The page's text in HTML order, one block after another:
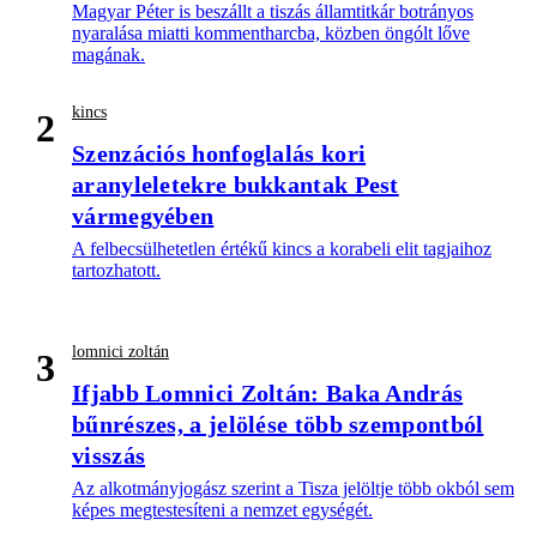
Magyar Péter is beszállt a tiszás államtitkár botrányos
nyaralása miatti kommentharcba, közben öngólt lőve
magának.
2 kincs
Szenzációs honfoglalás kori
aranyleletekre bukkantak Pest
vármegyében
A felbecsülhetetlen értékű kincs a korabeli elit tagjaihoz
tartozhatott.
3 lomnici zoltán
Ifjabb Lomnici Zoltán: Baka András
bűnrészes, a jelölése több szempontból
visszás
Az alkotmányjogász szerint a Tisza jelöltje több okból sem
képes megtestesíteni a nemzet egységét.